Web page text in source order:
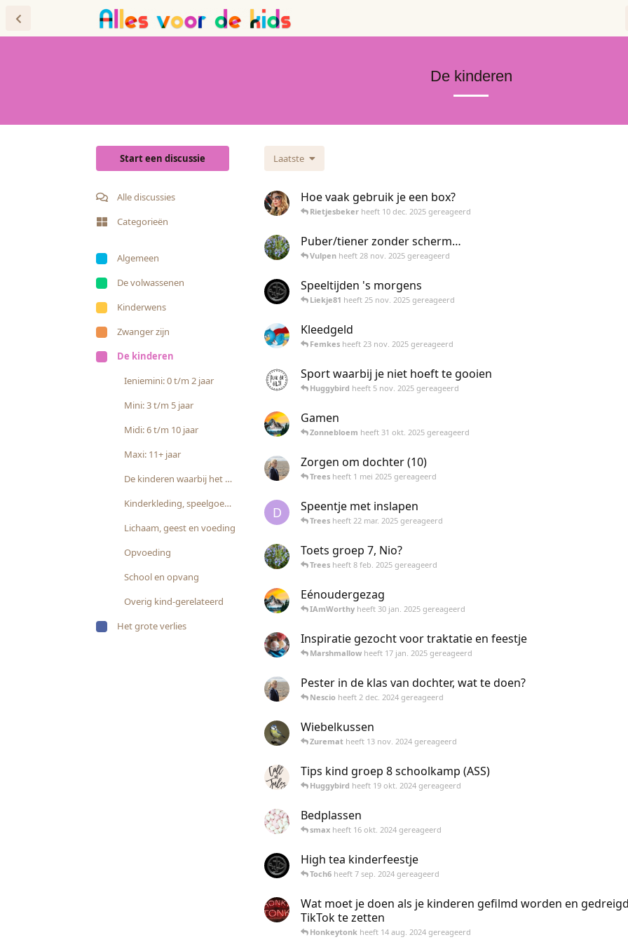
Blog
De kinderen
Start een discussie
Alle discussies
Categorieën
Algemeen
De volwassenen
Kinderwens
Zwanger zijn
De kinderen
Ieniemini: 0 t/m 2 jaar
Mini: 3 t/m 5 jaar
Midi: 6 t/m 10 jaar
Maxi: 11+ jaar
De kinderen waarbij het anders gaat
Kinderkleding, speelgoed en vrije tijd
Lichaam, geest en voeding
Opvoeding
School en opvang
Overig kind-gerelateerd
Het grote verlies
Laatste
Hoe vaak gebruik je een box?
Rietjesbeker heeft 10 dec. 2025 gereageerd
Puber/tiener zonder scherm…
Vulpen heeft 28 nov. 2025 gereageerd
Speeltijden 's morgens
Liekje81 heeft 25 nov. 2025 gereageerd
Kleedgeld
Femkes heeft 23 nov. 2025 gereageerd
Sport waarbij je niet hoeft te gooien
Huggybird heeft 5 nov. 2025 gereageerd
Gamen
Zonnebloem heeft 31 okt. 2025 gereageerd
Zorgen om dochter (10)
Trees heeft 1 mei 2025 gereageerd
D Speentje met inslapen
Trees heeft 22 mar. 2025 gereageerd
Toets groep 7, Nio?
Trees heeft 8 feb. 2025 gereageerd
Eénoudergezag
IAmWorthy heeft 30 jan. 2025 gereageerd
Inspiratie gezocht voor traktatie en feestje
Marshmallow heeft 17 jan. 2025 gereageerd
Pester in de klas van dochter, wat te doen?
Nescio heeft 2 dec. 2024 gereageerd
Wiebelkussen
Zuremat heeft 13 nov. 2024 gereageerd
Tips kind groep 8 schoolkamp (ASS)
Huggybird heeft 19 okt. 2024 gereageerd
Bedplassen
smax heeft 16 okt. 2024 gereageerd
High tea kinderfeestje
Toch6 heeft 7 sep. 2024 gereageerd
Wat moet je doen als je kinderen gefilmd worden en
TikTok te zetten
Honkeytonk heeft 14 aug. 2024 gereageerd